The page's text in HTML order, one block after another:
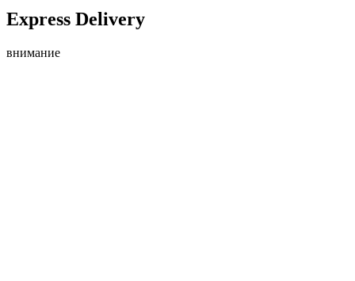
Express Delivery
внимание